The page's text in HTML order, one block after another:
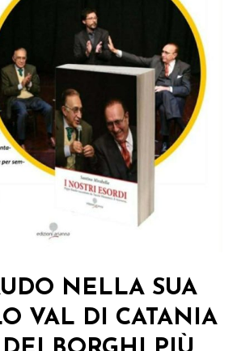
NELLA SUA
VAL DI CATANIA